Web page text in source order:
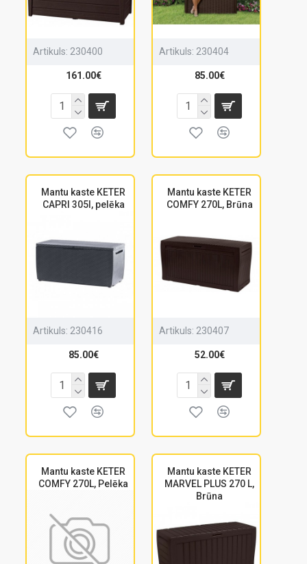
Artikuls: 230400
161.00€
Artikuls: 230404
85.00€
Mantu kaste KETER
CAPRI 305l, pelēka
Artikuls: 230416
85.00€
Mantu kaste KETER
COMFY 270L, Brūna
Artikuls: 230407
52.00€
Mantu kaste KETER
COMFY 270L, Pelēka
Mantu kaste KETER
MARVEL PLUS 270 L,
Brūna